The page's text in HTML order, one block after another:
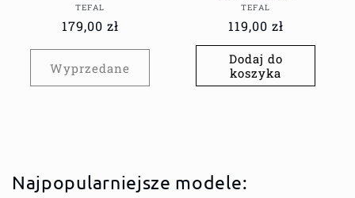
Dostawca:
TEFAL
Cena
179,00 zł
Wyprzedane
Dostawca:
TEFAL
Cena
regularna
119,00 zł
Dodaj do
koszyka
Najpopularniejsze modele: